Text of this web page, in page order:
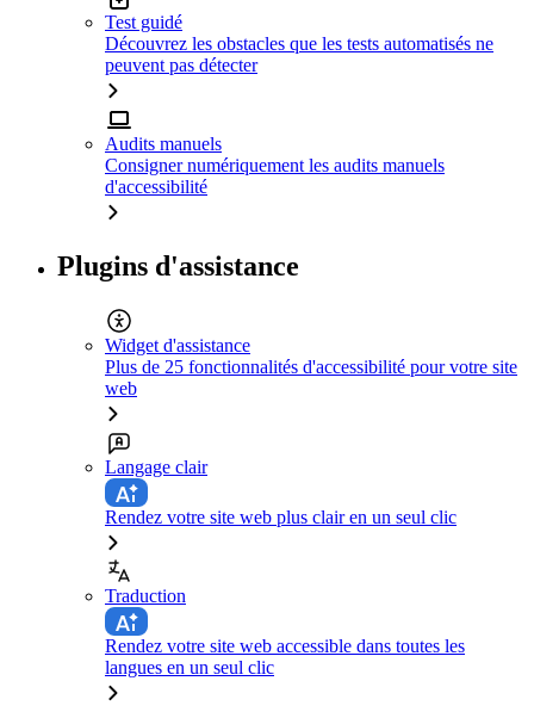
Test guidé
Découvrez les obstacles que les tests automatisés ne
peuvent pas détecter
Audits manuels
Consigner numériquement les audits manuels
d'accessibilité
Plugins d'assistance
Widget d'assistance
Plus de 25 fonctionnalités d'accessibilité pour votre site
web
Langage clair
Rendez votre site web plus clair en un seul clic
Traduction
Rendez votre site web accessible dans toutes les
langues en un seul clic